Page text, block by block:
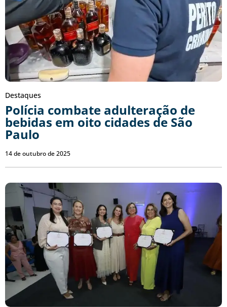
Destaques
Polícia combate adulteração de
bebidas em oito cidades de São
Paulo
14 de outubro de 2025